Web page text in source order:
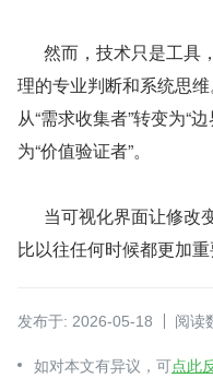
理的专业判断和系统思
从“需求收集者”转变为“
为“价值验证者”。
比以往任何时候都更加重
发布于: 2026-05-18 阅读
如对本文有异议，可点此